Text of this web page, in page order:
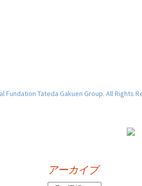
Tateda Gakuen Group. All Rights
アーカイブ